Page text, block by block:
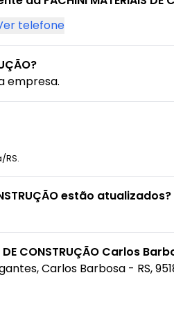
telefone
empresa.
estão atualizados?
CONSTRUÇÃO Carlos
Carlos Barbosa - RS,